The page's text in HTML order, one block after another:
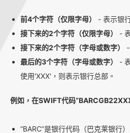
前4个字符（仅限字母）
- 表示银
接下来的2个字符（仅限字母）
-
接下来的2个字符（字母或数字）
最后的3个字符（字母或数字）
-
使用'XXX'，则表示银行总部。
例如，在SWIFT代码
“BARC”是银行代码（巴克莱银行）